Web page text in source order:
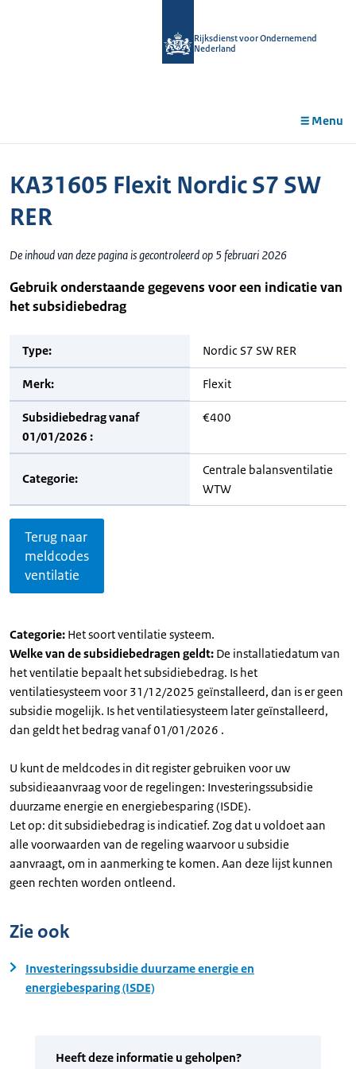
Rijksdienst voor Ondernemend
Nederland
Menu
KA31605 Flexit Nordic S7 SW
RER
De inhoud van deze pagina is gecontroleerd op 5 februari 2026
Gebruik onderstaande gegevens voor een indicatie van
het subsidiebedrag
Type: Nordic S7 SW RER
Merk: Flexit
Subsidiebedrag vanaf
01/01/2026 :
€400
Categorie:
Centrale balansventilatie
WTW
Terug naar
meldcodes
ventilatie
Categorie: Het soort ventilatie systeem.
Welke van de subsidiebedragen geldt: De installatiedatum van
het ventilatie bepaalt het subsidiebedrag. Is het
ventilatiesysteem voor 31/12/2025 geïnstalleerd, dan is er geen
subsidie mogelijk. Is het ventilatiesysteem later geïnstalleerd,
dan geldt het bedrag vanaf 01/01/2026 .
U kunt de meldcodes in dit register gebruiken voor uw
subsidieaanvraag voor de regelingen: Investeringssubsidie
duurzame energie en energiebesparing (ISDE).
Let op: dit subsidiebedrag is indicatief. Zog dat u voldoet aan
alle voorwaarden van de regeling waarvoor u subsidie
aanvraagt, om in aanmerking te komen. Aan deze lijst kunnen
geen rechten worden ontleend.
Zie ook
Investeringssubsidie duurzame energie en
energiebesparing (ISDE)